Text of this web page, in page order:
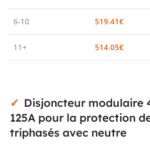
6-10 519.41€
11+ 514.05€
Disjoncteur modulaire
125A pour la protection
triphasés avec neutre